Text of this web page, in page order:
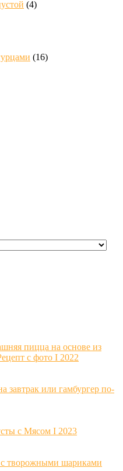
(4)
(16)
пицца на основе из
с фото Ι 2022
завтрак или гамбургер по-
с Мясом Ι 2023
творожными шариками